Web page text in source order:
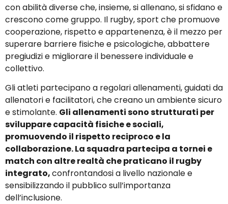
con abilità diverse che, insieme, si allenano, si sfidano e
crescono come gruppo. Il rugby, sport che promuove
cooperazione, rispetto e appartenenza, è il mezzo per
superare barriere fisiche e psicologiche, abbattere
pregiudizi e migliorare il benessere individuale e
collettivo.
Gli atleti partecipano a regolari allenamenti, guidati da
allenatori e facilitatori, che creano un ambiente sicuro
e stimolante. Gli allenamenti sono strutturati per
sviluppare capacità fisiche e sociali,
promuovendo il rispetto reciproco e la
collaborazione. La squadra partecipa a tornei e
match con altre realtà che praticano il rugby
integrato,confrontandosi a livello nazionale e
sensibilizzando il pubblico sull’importanza
dell’inclusione.